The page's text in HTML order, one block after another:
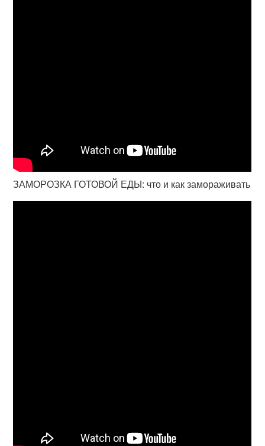
ЗАМОРОЗКА ГОТОВОЙ ЕДЫ: что и как замораживать